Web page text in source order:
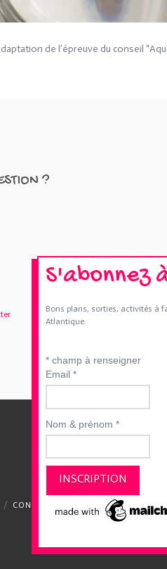
de l’épreuve du conseil
?
CONTACTEZ-NOUS DEVENIR
S'abonnez
Bons plans, sorties, activités à
Atlantique.
* champ à renseigner
Email *
Nom & prénom *